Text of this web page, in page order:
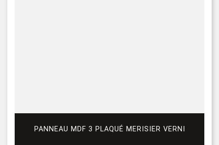
PANNEAU MDF 3 PLAQUÉ MERISIER VERNI